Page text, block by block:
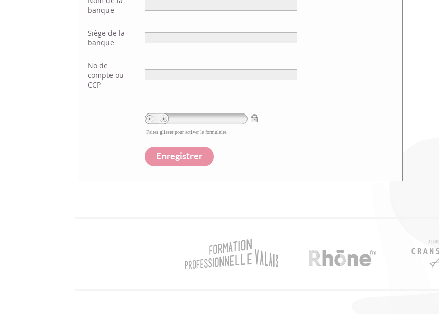
banque
Siège de la
banque
No de
compte ou
CCP
Faites glisser pour activer le formulaire.